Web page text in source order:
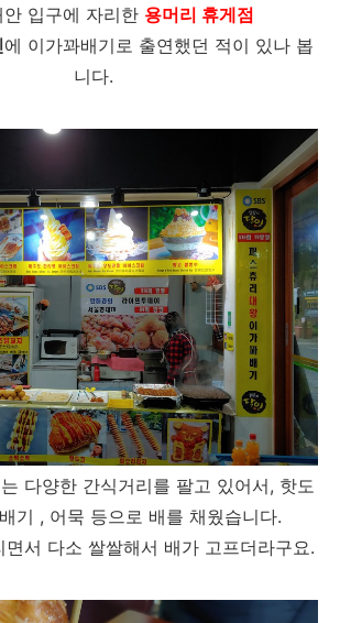
안 입구에 자리한 용머리 휴게점
에 이가꽈배기로 출연했던 적이 있나 봅
니다.
다양한 간식거리를 팔고 있어서, 핫도
기 , 어묵 등으로 배를 채웠습니다.
면서 다소 쌀쌀해서 배가 고프더라구요.